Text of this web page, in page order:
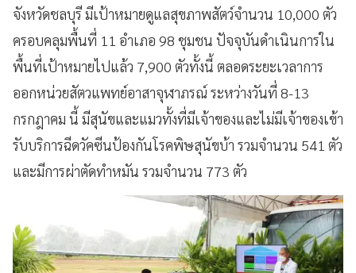
จังหวัดชลบุรี มีเป้าหมายดูแลสุขภาพสัตว์จำนวน 10,000 ตัว
ครอบคลุมพื้นที่ 11 อำเภอ 98 ชุมชน ปัจจุบันดำเนินการใน
พื้นที่เป้าหมายไปแล้ว 7,900 ตัวทั้งนี้ ตลอดระยะเวลาการ
ออกหน่วยสัตวแพทย์อาสาจุฬาภรณ์ ระหว่างวันที่ 8-13
กรกฎาคม นี้ มีสุนัขและแมวทั้งที่มีเจ้าของและไม่มีเจ้าของเข้า
รับบริการฉีดวัคซีนป้องกันโรคพิษสุนัขบ้า รวมจำนวน 541 ตัว
และมีการผ่าตัดทำหมัน รวมจำนวน 773 ตัว